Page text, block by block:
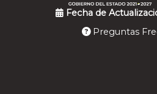
Fecha de
Preguntas